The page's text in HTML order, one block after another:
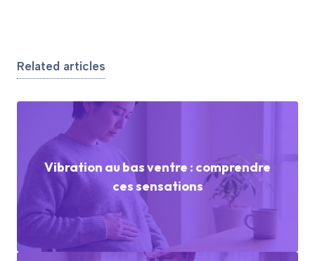
Related articles
Vibration au bas ventre : comprendre
ces sensations